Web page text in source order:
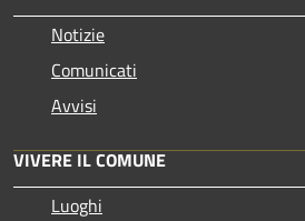
Notizie
Comunicati
Avvisi
VIVERE IL COMUNE
Luoghi